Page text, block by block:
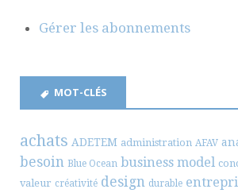
Gérer les abonnements
MOT-CLÉS
achats ADETEM administration AFAV
besoin Blue Ocean business model
valeur créativité design durable